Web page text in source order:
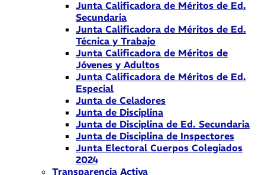
Junta Calificadora de Méritos de Ed.
Secundaria
Junta Calificadora de Méritos de Ed.
Técnica y Trabajo
Junta Calificadora de Méritos de
Jóvenes y Adultos
Junta Calificadora de Méritos de Ed.
Especial
Junta de Celadores
Junta de Disciplina
Junta de Disciplina de Ed. Secundaria
Junta de Disciplina de Inspectores
Junta Electoral Cuerpos Colegiados
2024
Transparencia Activa